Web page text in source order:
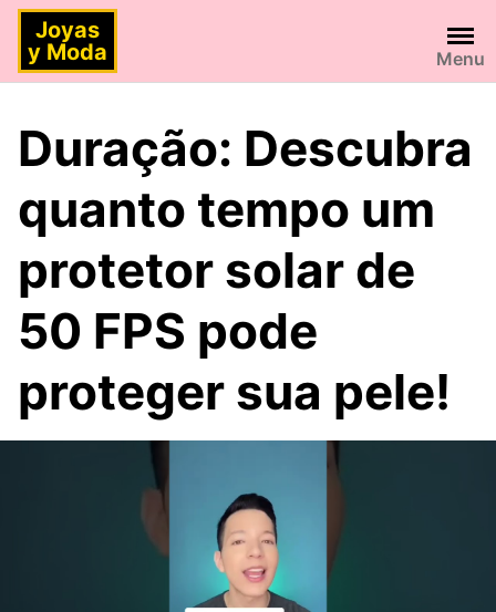
Saltar
contenido
Joyas
y Moda
Menu
Duração: Descubra
quanto tempo um
protetor solar de
50 FPS pode
proteger sua pele!